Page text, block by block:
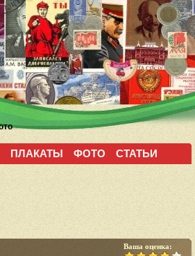
ПЛАКАТЫ ФОТО СТАТЬИ
Ваша оценка: